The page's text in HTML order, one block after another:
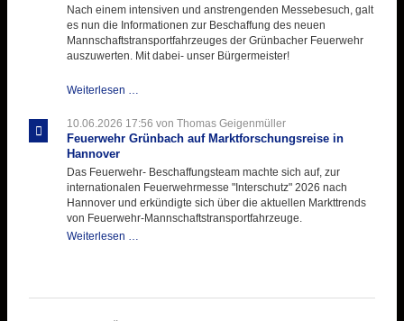
Nach einem intensiven und anstrengenden Messebesuch, galt
es nun die Informationen zur Beschaffung des neuen
Mannschaftstransportfahrzeuges der Grünbacher Feuerwehr
auszuwerten. Mit dabei- unser Bürgermeister!
Weiterlesen …
Informationen
aus
aus
10.06.2026 17:56 von Thomas Geigenmüller
Feuerwehr Grünbach auf Marktforschungsreise in
Hannover
Das Feuerwehr- Beschaffungsteam machte sich auf, zur
internationalen Feuerwehrmesse "Interschutz" 2026 nach
Hannover und erkündigte sich über die aktuellen Markttrends
von Feuerwehr-Mannschaftstransportfahrzeuge.
Weiterlesen …
in